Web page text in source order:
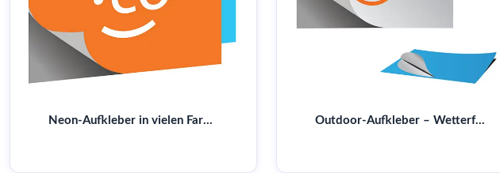
Neon-Aufkleber in vielen Farben & Formen | Jetzt online bestellen Outdoor-Aufkleber – Wetterfest, UV-beständig & langlebig | Top Qualität für Ihre Werbung